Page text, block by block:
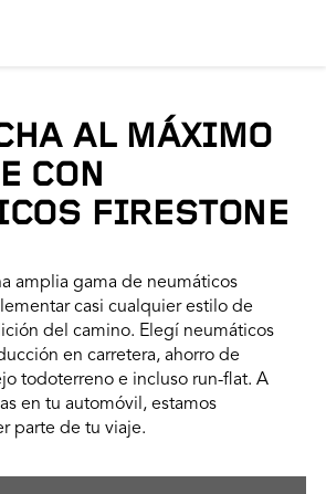
AL MÁXIMO
CON
FIRESTONE
amplia gama de neumáticos
casi cualquier estilo de
del camino. Elegí neumáticos
en carretera, ahorro de
todoterreno e incluso run-flat. A
en tu automóvil, estamos
parte de tu viaje.